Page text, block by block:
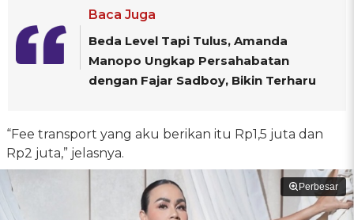
Baca Juga
Beda Level Tapi Tulus, Amanda
Manopo Ungkap Persahabatan
dengan Fajar Sadboy, Bikin Terharu
“Fee transport yang aku berikan itu Rp1,5 juta dan
Rp2 juta,” jelasnya.
Perbesar